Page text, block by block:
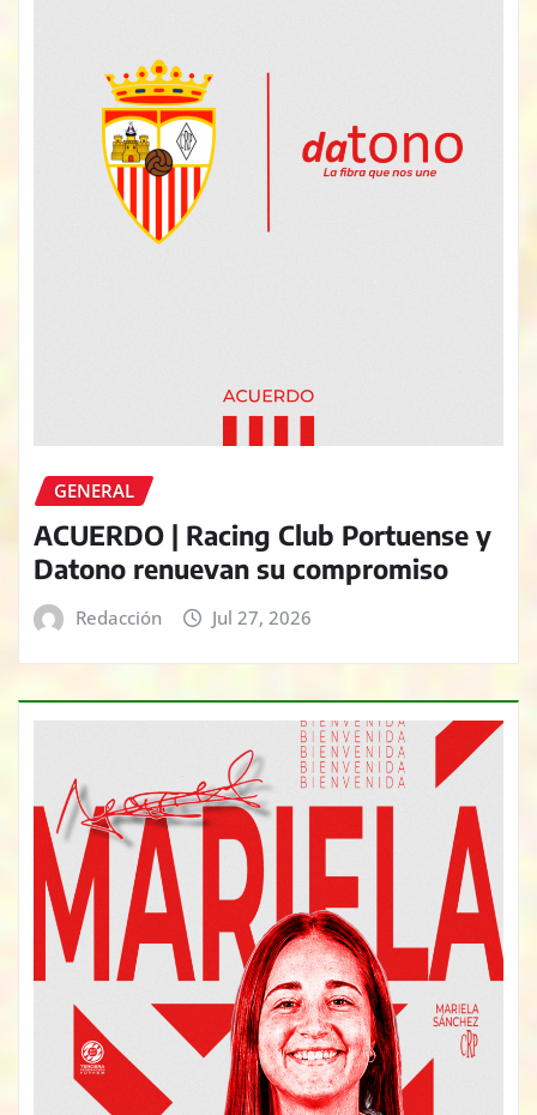
GENERAL
ACUERDO | Racing Club Portuense y
Datono renuevan su compromiso
Redacción Jul 27, 2026